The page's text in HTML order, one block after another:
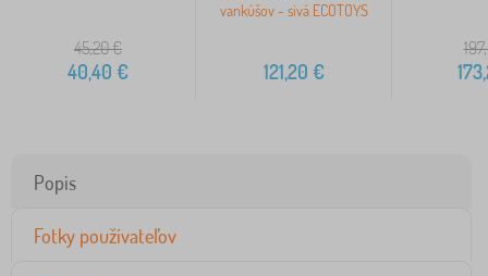
45,20€
40,40 €
vankúšov - sivá ECOTOYS
121,20 €
Popis
Fotky používateľov